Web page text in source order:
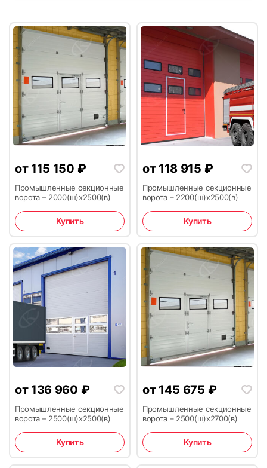
23
от 115 150 ₽
Промышленные секционные
ворота – 2000(ш)x2500(в)
Купить
от 118 915 ₽
Промышленные секционные
ворота – 2200(ш)x2500(в)
Купить
от 136 960 ₽
Промышленные секционные
ворота – 2500(ш)x2500(в)
Купить
от 145 675 ₽
Промышленные секционные
ворота – 2500(ш)x2700(в)
Купить